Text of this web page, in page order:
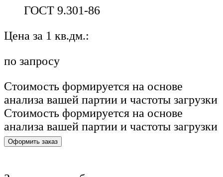
ГОСТ 9.301-86
Цена за 1 кв.дм.:
по запросу
Стоимость формируется на основе
анализа вашей партии и частоты загрузки
Стоимость формируется на основе
анализа вашей партии и частоты загрузки
Оформить заказ